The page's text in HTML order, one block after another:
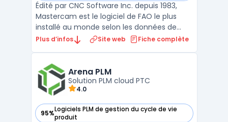
Édité par CNC Software Inc. depuis 1983,
Mastercam est le logiciel de FAO le plus
installé au monde selon les données de
licences actives. Il couvre l'ensemble des
bois. Le logiciel fonctionne sous Windows et
Plus d’infos Site web Fiche complète
Arena PLM
Solution PLM cloud PTC
4.0
95%Logiciels PLM de gestion du cycle de vie
produit
— voir Arena PLM dans cette catégorie